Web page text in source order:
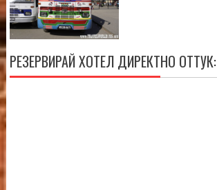
РЕЗЕРВИРАЙ ХОТЕЛ ДИРЕКТНО ОТТУК: